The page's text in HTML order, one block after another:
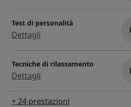
Ad oggi svolge la sua
come psicologa e coach,
di persona.
Test di personalità
Dettagli
Tecniche di rilassamento
Dettagli
+ 24 prestazioni